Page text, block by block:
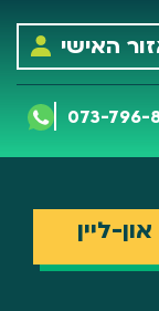
האישי
073-796-
ליין